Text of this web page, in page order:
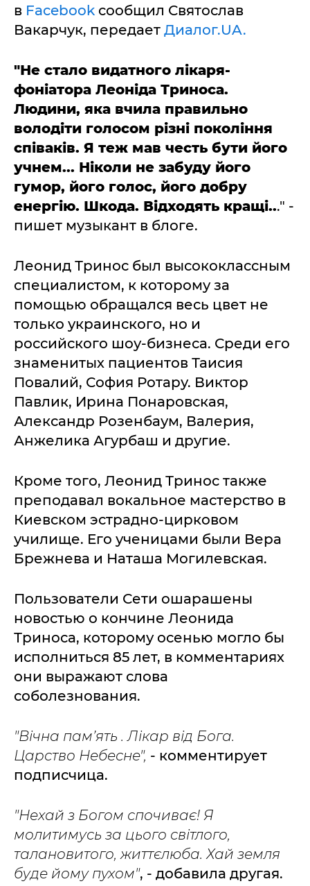
в Facebook сообщил Святослав
Вакарчук, передает Диалог.UA.
"Не стало видатного лікаря-
фоніатора Леоніда Триноса.
Людини, яка вчила правильно
володіти голосом різні покоління
співаків. Я теж мав честь бути його
учнем... Ніколи не забуду його
гумор, його голос, його добру
енергію. Шкода. Відходять кращі..." -
пишет музыкант в блоге.
Леонид Тринос был высококлассным
специалистом, к которому за
помощью обращался весь цвет не
только украинского, но и
российского шоу-бизнеса. Среди его
знаменитых пациентов Таисия
Повалий, София Ротару. Виктор
Павлик, Ирина Понаровская,
Александр Розенбаум, Валерия,
Анжелика Агурбаш и другие.
Кроме того, Леонид Тринос также
преподавал вокальное мастерство в
Киевском эстрадно-цирковом
училище. Его ученицами были Вера
Брежнева и Наташа Могилевская.
Пользователи Сети ошарашены
новостью о кончине Леонида
Триноса, которому осенью могло бы
исполниться 85 лет, в комментариях
они выражают слова
соболезнования.
"Вічна пам’ять . Лікар від Бога.
Царство Небесне", - комментирует
подписчица.
"Нехай з Богом спочиває! Я
молитимусь за цього світлого,
талановитого, життєлюба. Хай земля
буде йому пухом", - добавила другая.